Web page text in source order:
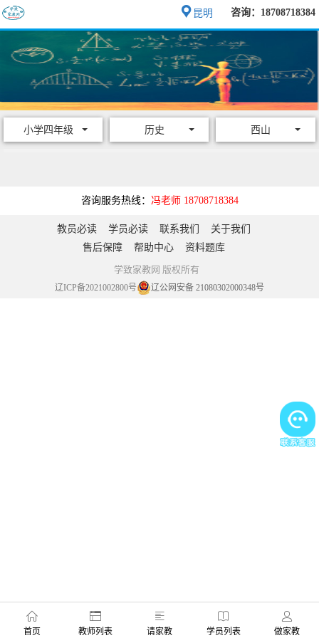
咨询：18708718384
昆明
小学四年级 历史 西山
咨询服务热线： 冯老师 18708718384
教员必读 学员必读 联系我们
关于我们
售后保障
帮助中心 资料题库
学致家教网 版权所有
辽ICP备2021002800号 辽公网安备 21080302000348号
首页 教师列表 请家教 学员列表 做家教